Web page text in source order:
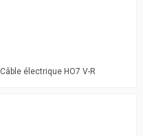
Câble électrique HO7 V-R